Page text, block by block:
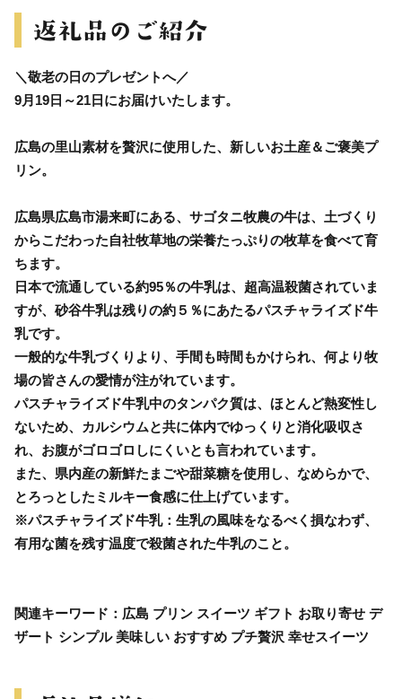
＼敬老の日のプレゼントへ／
9月19日～21日にお届けいたします。
広島の里山素材を贅沢に使用した、新しいお土産＆ご褒美プ
リン。
広島県広島市湯来町にある、サゴタニ牧農の牛は、土づくり
からこだわった自社牧草地の栄養たっぷりの牧草を食べて育
ちます。
日本で流通している約95％の牛乳は、超高温殺菌されていま
すが、砂谷牛乳は残りの約５％にあたるパスチャライズド牛
乳です。
一般的な牛乳づくりより、手間も時間もかけられ、何より牧
場の皆さんの愛情が注がれています。
パスチャライズド牛乳中のタンパク質は、ほとんど熱変性し
ないため、カルシウムと共に体内でゆっくりと消化吸収さ
れ、お腹がゴロゴロしにくいとも言われています。
また、県内産の新鮮たまごや甜菜糖を使用し、なめらかで、
とろっとしたミルキー食感に仕上げています。
※パスチャライズド牛乳：生乳の風味をなるべく損なわず、
有用な菌を残す温度で殺菌された牛乳のこと。
関連キーワード：広島 プリン スイーツ ギフト お取り寄せ デ
ザート シンプル 美味しい おすすめ プチ贅沢 幸せスイーツ